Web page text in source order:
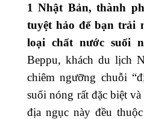
1 Nhật Bản, thành
tuyệt hảo để bạn trải
loại chất nước suối
Beppu, khách du lịch
chiêm ngưỡng chuỗi
suối nóng rất đặc biệt
địa ngục này đều